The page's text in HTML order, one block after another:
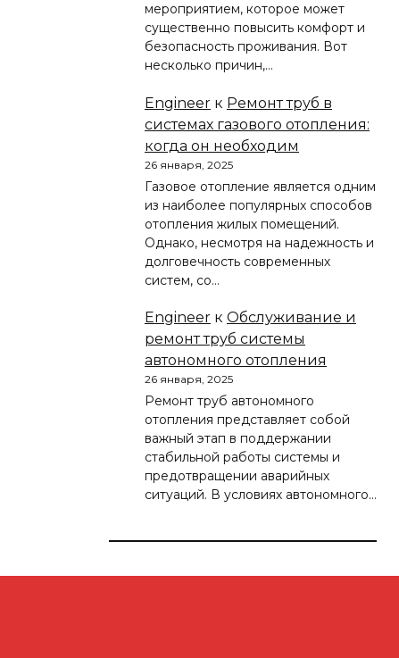
мероприятием, которое может
существенно повысить комфорт и
безопасность проживания. Вот
несколько причин,…
Engineer к Ремонт труб в
системах газового отопления:
когда он необходим
26 января, 2025
Газовое отопление является одним
из наиболее популярных способов
отопления жилых помещений.
Однако, несмотря на надежность и
долговечность современных
систем, со…
Engineer к Обслуживание и
ремонт труб системы
автономного отопления
26 января, 2025
Ремонт труб автономного
отопления представляет собой
важный этап в поддержании
стабильной работы системы и
предотвращении аварийных
ситуаций. В условиях автономного…